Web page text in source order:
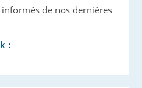
informés de nos dernières
: